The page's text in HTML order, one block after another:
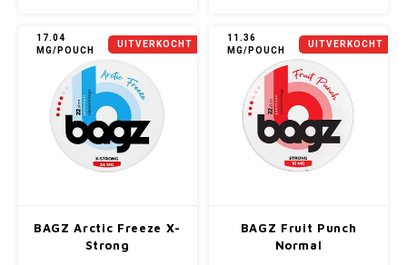
17.04
MG/POUCH
UITVERKOCHT
BAGZ Arctic Freeze X-
Strong
11.36
MG/POUCH
UITVERKOCHT
BAGZ Fruit Punch
Normal